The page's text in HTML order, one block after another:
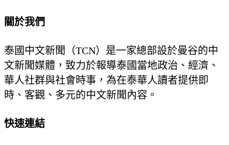
關於我們
泰國中文新聞（TCN）是一家總部設於曼谷的中
文新聞媒體，致力於報導泰國當地政治、經濟、
華人社群與社會時事，為在泰華人讀者提供即
時、客觀、多元的中文新聞內容。
快速連結